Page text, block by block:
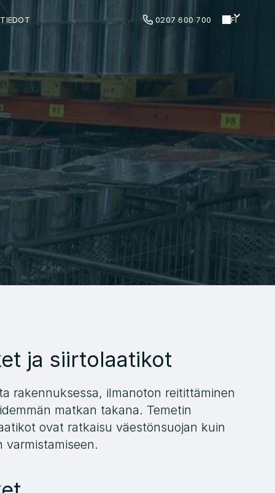
0207 600 700 FI
ja siirtolaatikot
rakennuksessa, ilmanoton reitittäminen
matkan takana. Temetin
ovat ratkaisu väestönsuojan kuin
varmistamiseen.